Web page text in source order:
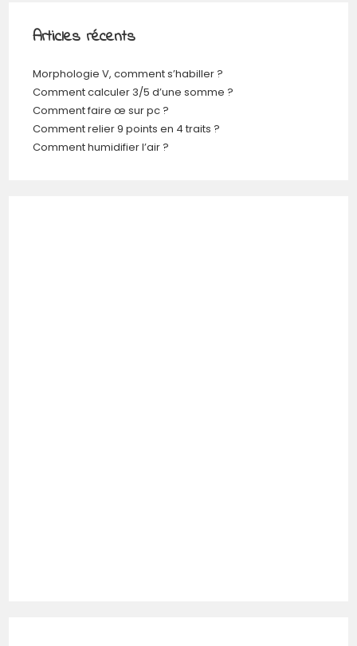
Articles récents
Morphologie V, comment s’habiller ?
Comment calculer 3/5 d’une somme ?
Comment faire œ sur pc ?
Comment relier 9 points en 4 traits ?
Comment humidifier l’air ?